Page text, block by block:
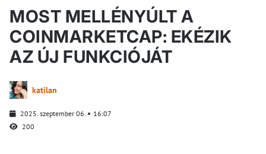
MOST MELLÉNYÚLT A
COINMARKETCAP: EKÉZIK
AZ ÚJ FUNKCIÓJÁT
katilan
2025. szeptember 06.
16:07
200